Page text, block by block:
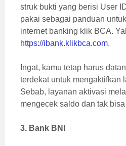
struk bukti yang berisi User
pakai sebagai panduan
internet banking klik BCA.
https://ibank.klikbca.com.
Ingat, kamu tetap harus
terdekat untuk mengaktifkan
Sebab, layanan aktivasi
mengecek saldo dan tak
3. Bank BNI